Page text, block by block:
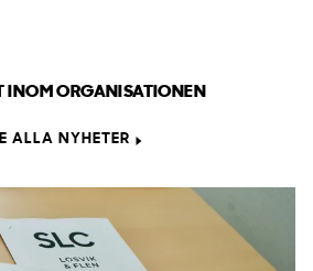
INOM ORGANISATIONEN
ALLA NYHETER